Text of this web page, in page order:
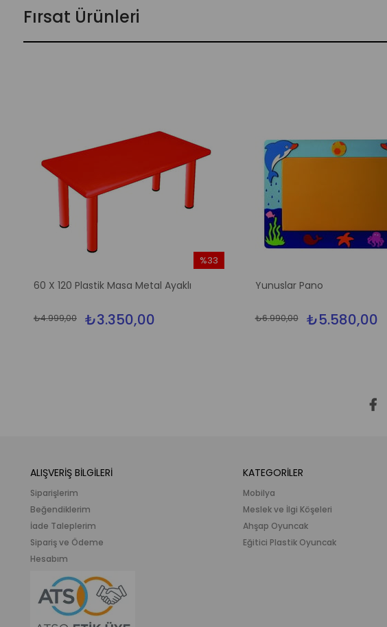
Fırsat Ürünleri
60 X 120 Plastik Masa Metal Ayaklı
₺3.350,00
₺4.999,00
%33
Yunuslar Pano
₺5.580,00
₺6.990,00
ALIŞVERİŞ BİLGİLERİ
Siparişlerim
Beğendiklerim
İade Taleplerim
Sipariş ve Ödeme
Hesabım
KATEGORİLER
Mobilya
Meslek ve İlgi Köşeleri
Ahşap Oyuncak
Eğitici Plastik Oyuncak